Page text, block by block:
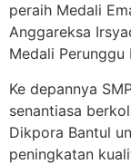
peraih Medali
Anggareksa
Medali
Ke depannya
senantiasa
Dikpora Bantul
peningkatan